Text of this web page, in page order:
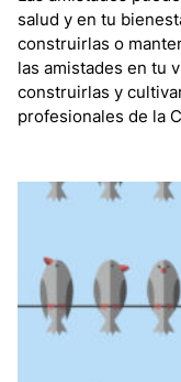
salud y en tu
construirlas o
las amistades en tu
construirlas y
profesionales de la